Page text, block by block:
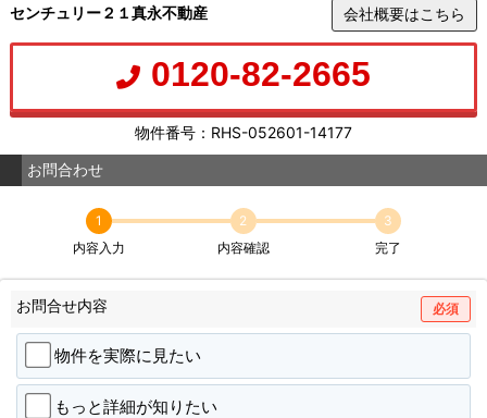
センチュリー２１真永不動産 会社概要はこちら
0120-82-2665
物件番号：RHS-052601-14177
お問合わせ
1
内容入力
2
内容確認
3
完了
お問合せ内容 必須
物件を実際に見たい
もっと詳細が知りたい